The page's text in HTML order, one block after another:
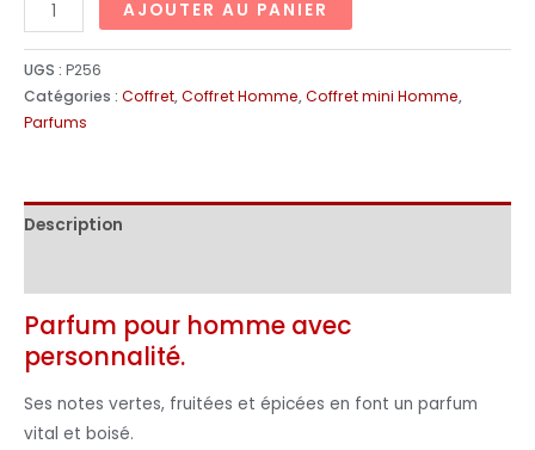
AJOUTER AU PANIER
UGS : P256
Catégories : Coffret,Coffret Homme,Coffret mini Homme,
Parfums
Description
Parfum pour homme avec
personnalité.
Ses notes vertes, fruitées et épicées en font un parfum
vital et boisé.